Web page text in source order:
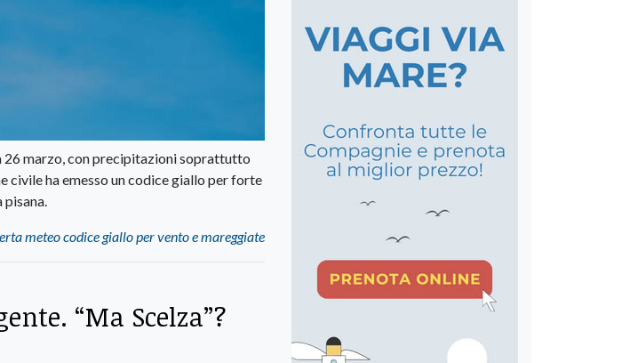
26 marzo, con precipitazioni soprattutto
civile ha emesso un codice giallo per forte
meteo codice giallo per vento e mareggiate
“Ma Scelza”?